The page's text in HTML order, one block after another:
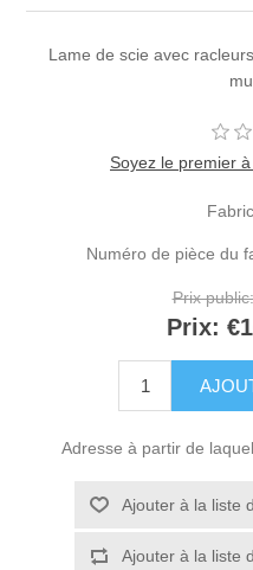
Lame de scie avec
Soyez le premier
Numéro de pièce du
Prix public:
Prix:
Adresse à partir de